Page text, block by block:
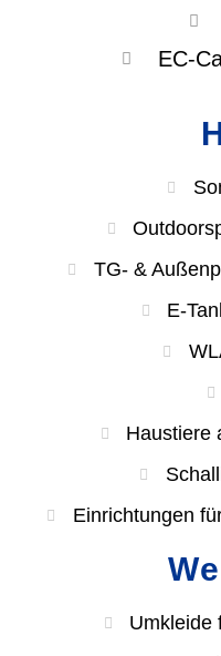
EC-
TG- &
E-
Haustiere
Einrichtungen
Umkleide